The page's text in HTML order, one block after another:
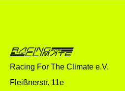
Racing For The Climate e.V.
Fleißnerstr. 11e